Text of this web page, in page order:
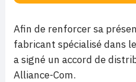
Afin de renforcer sa
fabricant spécialisé dans
a signé un accord de
Alliance-Com.